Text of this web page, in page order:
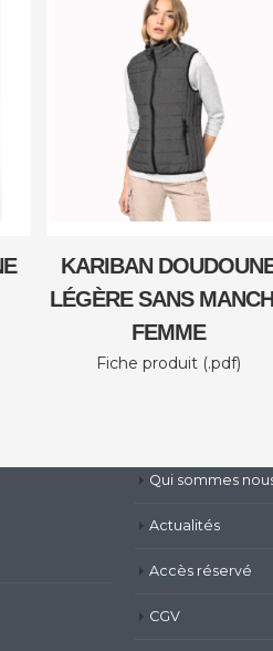
KARIBAN
LÉGÈRE SANS
FEMME
Fiche produit (.pdf)
Qui sommes
Actualités
Accès réservé
CGV